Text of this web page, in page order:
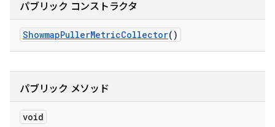
パブリック コンストラクタ
ShowmapPullerMetricCollector()
パブリック メソッド
void